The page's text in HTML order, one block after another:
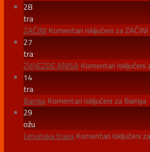
28
tra
ZAČINI Komentari isključeni za ZAČINI
27
tra
ZVIJEZDE ANISA Komentari isključeni
14
tra
Bamija Komentari isključeni za Bamija
29
ožu
Limunska trava Komentari isključeni